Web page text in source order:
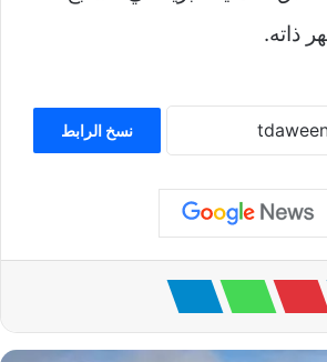
ذاته.
نسخ الرابط